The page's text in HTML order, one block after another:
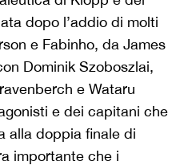
dopo l’addio di molti
e Fabinho, da James
Dominik Szoboszlai,
e Wataru
e dei capitani che
alla doppia finale di
importante che i